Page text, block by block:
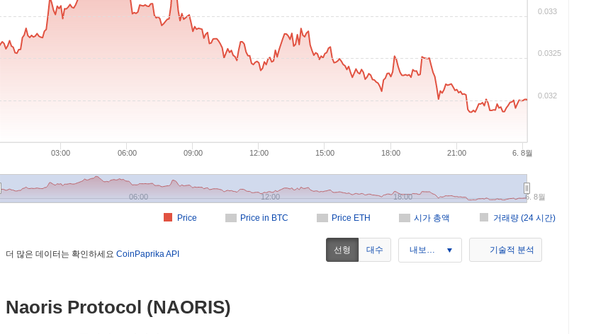
Price in BTC Price ETH 시가 총액 거래량 (24 시간)
Price
03:00 06:00 09:00 12:00 15:00 18:00 21:00 6. 8월
06:00 12:00 18:00 6. 8월
0.032
0.0325
0.033
더 많은 데이터는 확인하세요 CoinPaprika API 선형 대수 내보내기 기술적 분석
Naoris Protocol (NAORIS)